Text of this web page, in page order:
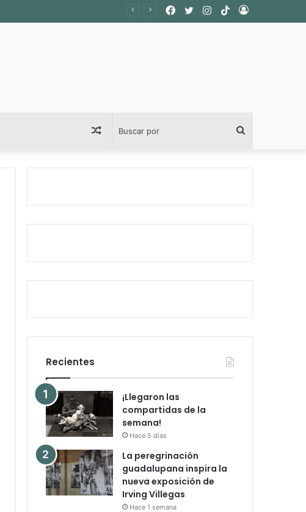
Acceso
TikTok
Instagram
Twitter
Facebook
por
Publicación
al
azar
Recientes
¡Llegaron las
compartidas de la
semana!
Hace 5 días
La peregrinación
guadalupana inspira la
nueva exposición de
Irving Villegas
Hace 1 semana